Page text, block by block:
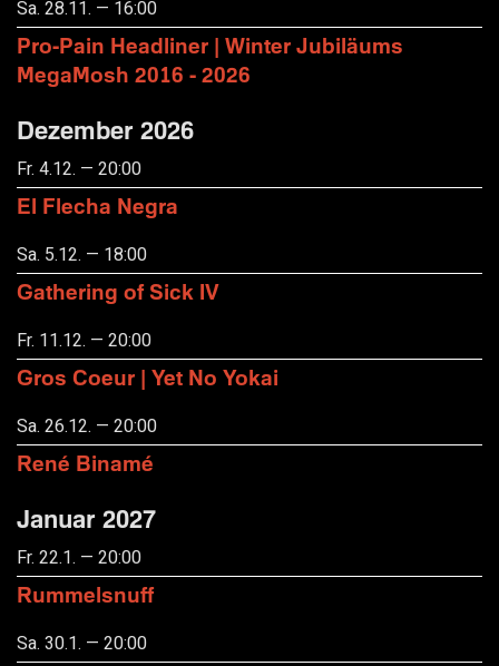
Sa. 28.11. — 16:00
Pro-Pain Headliner | Winter Jubiläums
MegaMosh 2016 - 2026
Dezember 2026
Fr. 4.12. — 20:00
El Flecha Negra
Sa. 5.12. — 18:00
Gathering of Sick IV
Fr. 11.12. — 20:00
Gros Coeur | Yet No Yokai
Sa. 26.12. — 20:00
René Binamé
Januar 2027
Fr. 22.1. — 20:00
Rummelsnuff
Sa. 30.1. — 20:00